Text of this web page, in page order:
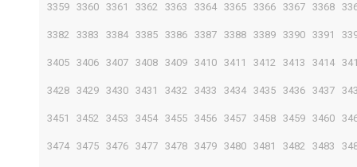
3359 3360 3361 3362 3363 3364 3365 3366 3367 3368
3382 3383 3384 3385 3386 3387 3388 3389 3390 3391
3405 3406 3407 3408 3409 3410 3411 3412 3413 3414
3428 3429 3430 3431 3432 3433 3434 3435 3436 3437
3451 3452 3453 3454 3455 3456 3457 3458 3459 3460
3474 3475 3476 3477 3478 3479 3480 3481 3482 3483